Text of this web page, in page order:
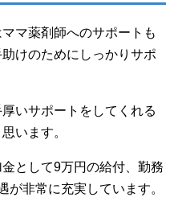
マ薬剤師へのサポートも
けのためにしっかりサポ
いサポートをしてくれる
います。
として9万円の給付、勤務
が非常に充実しています。